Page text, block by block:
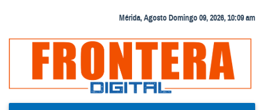
Mérida, Agosto Domingo 09, 2026, 10:09 am